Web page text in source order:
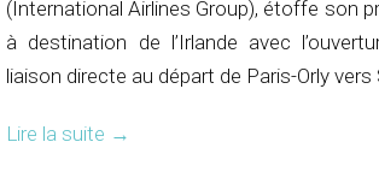
(International Airlines Group), étoffe son
à destination de l’Irlande avec
liaison directe au départ de Paris-Orly vers
Lire la suite →